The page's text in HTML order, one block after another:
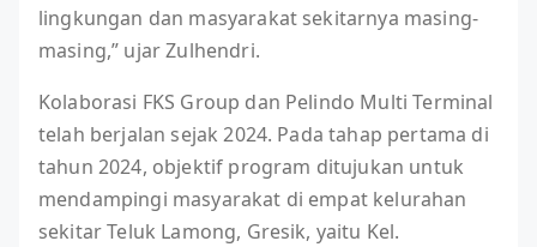
lingkungan dan masyarakat sekitarnya masing-
masing,” ujar Zulhendri.
Kolaborasi FKS Group dan Pelindo Multi Terminal
telah berjalan sejak 2024. Pada tahap pertama di
tahun 2024, objektif program ditujukan untuk
mendampingi masyarakat di empat kelurahan
sekitar Teluk Lamong, Gresik, yaitu Kel.